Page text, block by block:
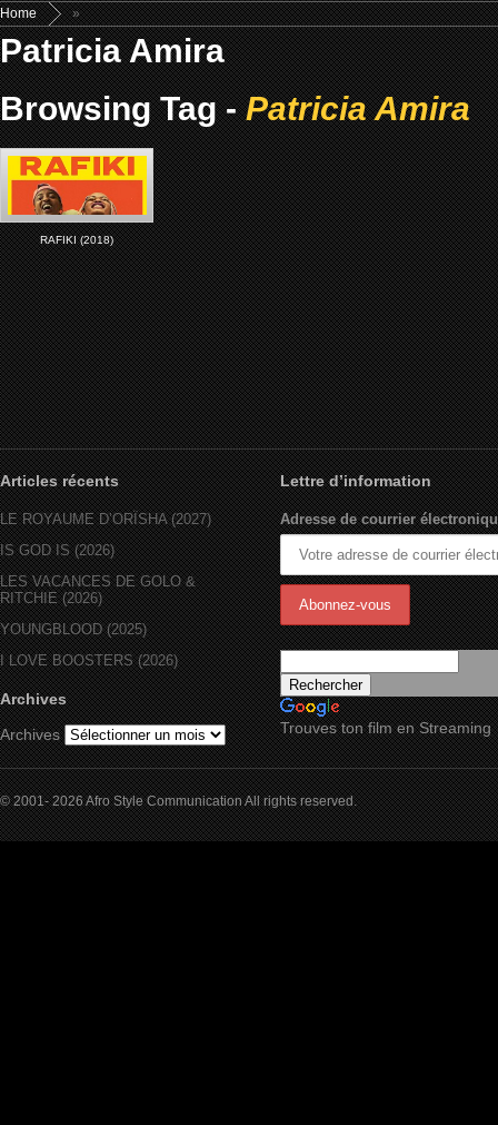
Home »
Patricia Amira
Browsing Tag -Patricia Amira
RAFIKI (2018)
Articles récents
LE ROYAUME D’ORÏSHA (2027)
IS GOD IS (2026)
LES VACANCES DE GOLO &
RITCHIE (2026)
YOUNGBLOOD (2025)
I LOVE BOOSTERS (2026)
Archives
Archives
Lettre d’information
Adresse de courrier
Trouves ton film en Streaming
© 2001- 2026 Afro Style Communication All rights reserved.